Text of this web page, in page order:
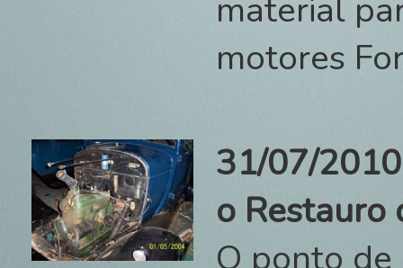
material
motores
31/07/
o Restauro